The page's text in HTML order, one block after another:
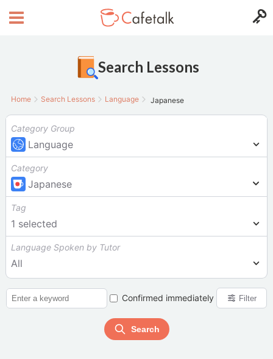
Search Lessons
Home Search Lessons Language Japanese
Category Group
Language
Category
Japanese
Tag
1 selected
Language Spoken by Tutor
All
Confirmed immediately Filter
Search